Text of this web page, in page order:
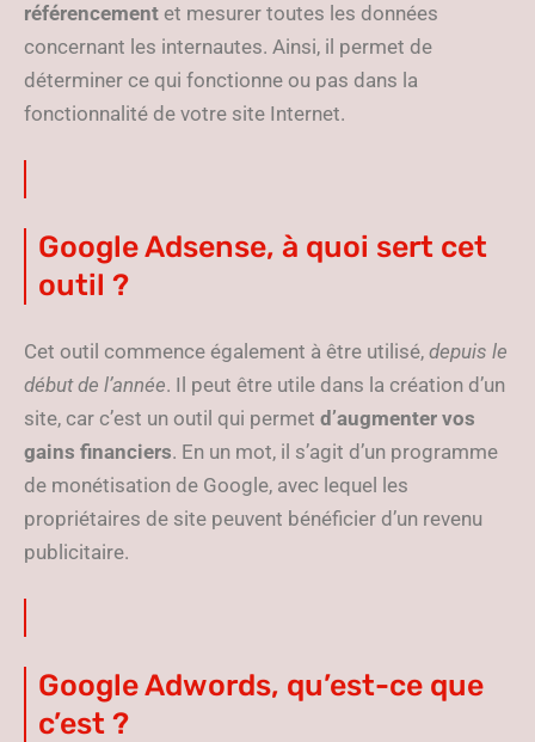
référencement et mesurer toutes les données
concernant les internautes. Ainsi, il permet de
déterminer ce qui fonctionne ou pas dans la
fonctionnalité de votre site Internet.
Google Adsense, à quoi sert cet
outil ?
Cet outil commence également à être utilisé, depuis le
début de l’année. Il peut être utile dans la création d’un
site, car c’est un outil qui permet d’augmenter vos
gains financiers. En un mot, il s’agit d’un programme
de monétisation de Google, avec lequel les
propriétaires de site peuvent bénéficier d’un revenu
publicitaire.
Google Adwords, qu’est-ce que
c’est ?